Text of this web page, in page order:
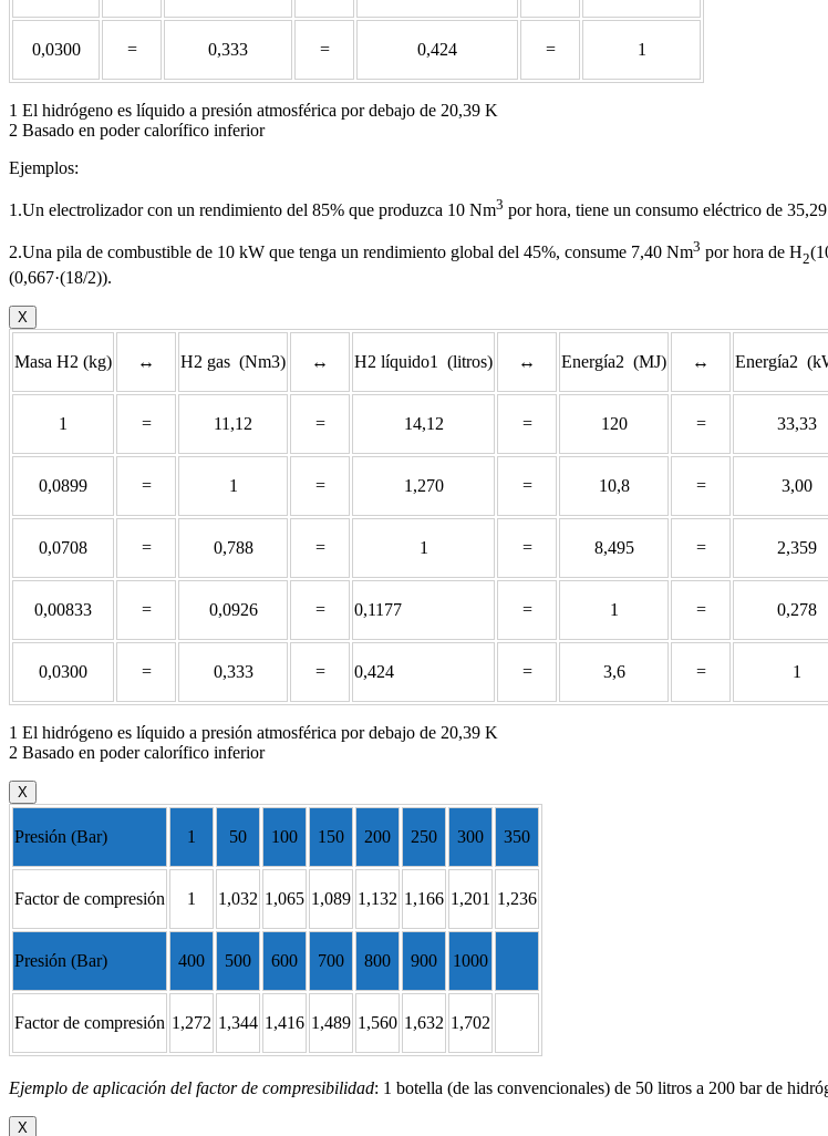
0,0300 = 0,333 = 0,424 = 1
1 El hidrógeno es líquido a presión atmosférica por debajo de 20,39 K
2 Basado en poder calorífico inferior
Ejemplos:
1.Un electrolizador con un rendimiento del 85% que produzca 10 Nm3 por hora, tiene un consumo eléctrico de
2.Una pila de combustible de 10 kW que tenga un rendimiento global del 45%, consume 7,40 Nm3 por hora de H2
(0,667·(18/2)).
X
Masa H2 (kg) ↔ H2 gas (Nm3) ↔ H2 líquido1 (litros) ↔ Energía2 (MJ) ↔ Energía2
1 = 11,12 = 14,12 = 120 = 33,33
0,0899 = 1 = 1,270 = 10,8 = 3,00
0,0708 = 0,788 = 1 = 8,495 = 2,359
0,00833 = 0,0926 = 0,1177 = 1 = 0,278
0,0300 = 0,333 = 0,424 = 3,6 = 1
1 El hidrógeno es líquido a presión atmosférica por debajo de 20,39 K
2 Basado en poder calorífico inferior
X
Presión (Bar) 1 50 100 150 200 250 300 350
Factor de compresión 1 1,032 1,065 1,089 1,132 1,166 1,201 1,236
Presión (Bar) 400 500 600 700 800 900 1000
Factor de compresión 1,272 1,344 1,416 1,489 1,560 1,632 1,702
Ejemplo de aplicación del factor de compresibilidad: 1 botella (de las convencionales) de 50 litros a 200 bar de
X